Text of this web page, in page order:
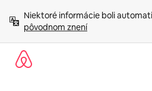
obsah.
Niektoré informácie boli
pôvodnom znení